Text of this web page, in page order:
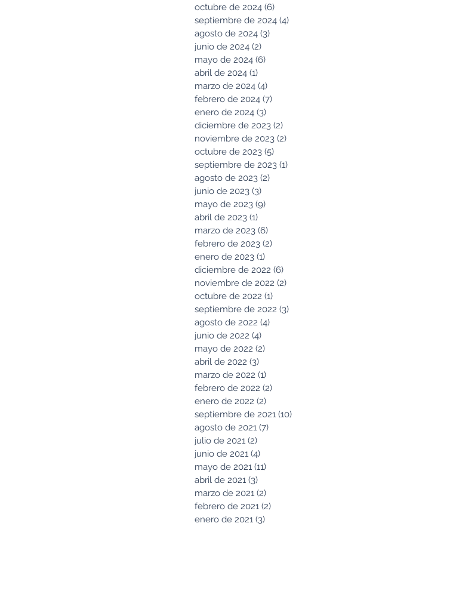
octubre de 2024 (6)
septiembre de 2024 (4)
agosto de 2024 (3)
junio de 2024 (2)
mayo de 2024 (6)
abril de 2024 (1)
marzo de 2024 (4)
febrero de 2024 (7)
enero de 2024 (3)
diciembre de 2023 (2)
noviembre de 2023 (2)
octubre de 2023 (5)
septiembre de 2023 (1)
agosto de 2023 (2)
junio de 2023 (3)
mayo de 2023 (9)
abril de 2023 (1)
marzo de 2023 (6)
febrero de 2023 (2)
enero de 2023 (1)
diciembre de 2022 (6)
noviembre de 2022 (2)
octubre de 2022 (1)
septiembre de 2022 (3)
agosto de 2022 (4)
junio de 2022 (4)
mayo de 2022 (2)
abril de 2022 (3)
marzo de 2022 (1)
febrero de 2022 (2)
enero de 2022 (2)
septiembre de 2021 (10)
agosto de 2021 (7)
julio de 2021 (2)
junio de 2021 (4)
mayo de 2021 (11)
abril de 2021 (3)
marzo de 2021 (2)
febrero de 2021 (2)
enero de 2021 (3)